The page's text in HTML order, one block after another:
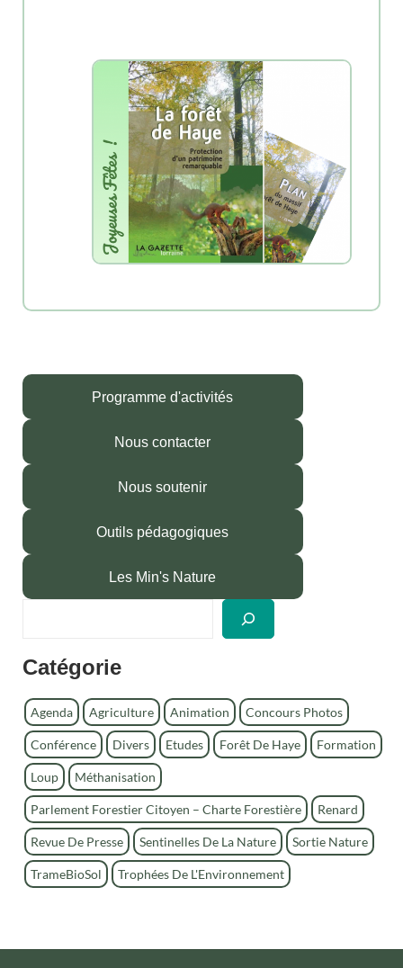
Programme d'activités
Nous contacter
Nous soutenir
Outils pédagogiques
Les Min's Nature
h
r
c
h
e
r
Catégorie
Agenda Agriculture Animation Concours Photos
Conférence Divers Etudes Forêt De Haye Formation
Loup Méthanisation
Parlement Forestier Citoyen – Charte Forestière Renard
Revue De Presse Sentinelles De La Nature Sortie Nature
TrameBioSol Trophées De L'Environnement